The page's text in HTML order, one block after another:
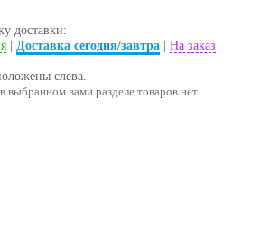
доставки:
Доставка сегодня/завтра На заказ
слева.
вами разделе товаров нет.